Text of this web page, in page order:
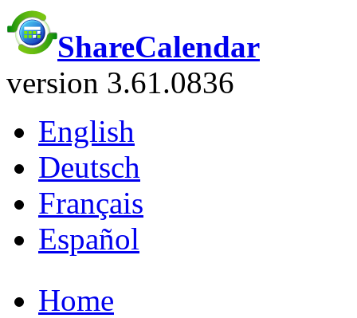
ShareCalendar
version 3.61.0836
English
Deutsch
Français
Español
Home